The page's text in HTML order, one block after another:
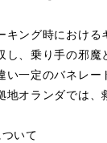
キング時におけ
、乗り手の邪魔
い一定のバネレ
地オランダでは
いて